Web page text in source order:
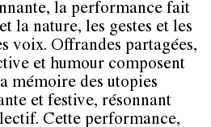
la performance fait
la nature, les gestes et les
voix. Offrandes partagées,
et humour composent
mémoire des utopies
et festive, résonnant
Cette performance,